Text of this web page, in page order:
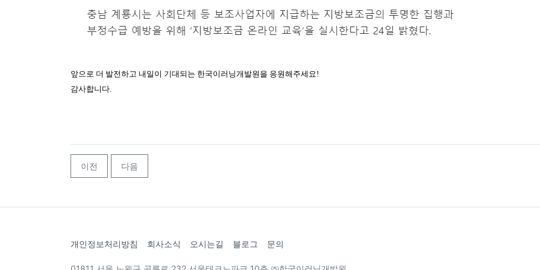
앞으로 더 발전하고 내일이 기대되는 한국이러닝개발원을 응원해주세요!
감사합니다.
이전 다음
개인정보처리방침 회사소식 오시는길 블로그 문의